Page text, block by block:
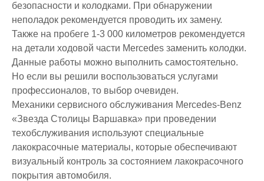
безопасности и колодками. При обнаружении
неполадок рекомендуется проводить их замену.
Также на пробеге 1-3 000 километров рекомендуется
на детали ходовой части Mercedes заменить колодки.
Данные работы можно выполнить самостоятельно.
Но если вы решили воспользоваться услугами
профессионалов, то выбор очевиден.
Механики сервисного обслуживания Mercedes-Benz
«Звезда Столицы Варшавка» при проведении
техобслуживания используют специальные
лакокрасочные материалы, которые обеспечивают
визуальный контроль за состоянием лакокрасочного
покрытия автомобиля.